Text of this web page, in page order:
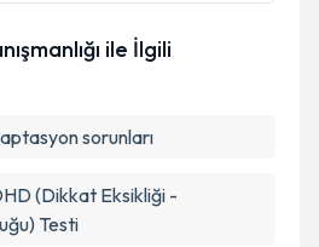
ile İlgili
sorunları
(Dikkat Eksikliği -
Testi